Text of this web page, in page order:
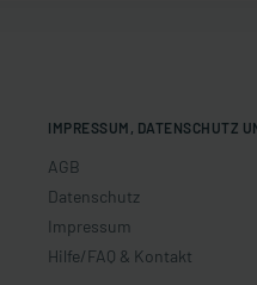
IMPRESSUM, DATENSCHUTZ
AGB
Datenschutz
Impressum
Hilfe/FAQ & Kontakt